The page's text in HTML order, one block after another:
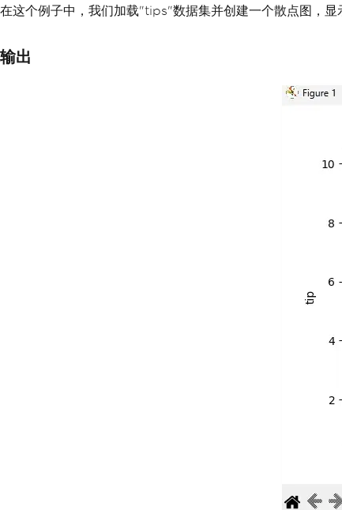
在这个例子中，我们加载"tips"数据集并创建一个散点图，显
输出